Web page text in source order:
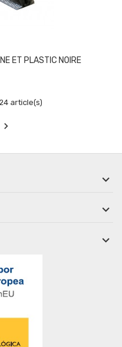
ET PLASTIC NOIRE
article(s)



